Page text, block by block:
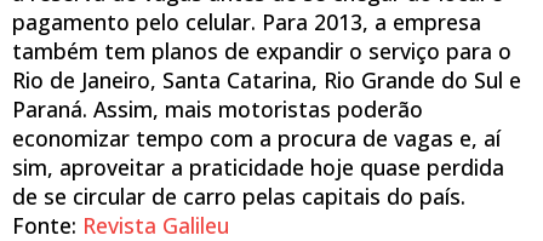
pagamento pelo celular. Para 2013, a empresa
também tem planos de expandir o serviço para o
Rio de Janeiro, Santa Catarina, Rio Grande do Sul e
Paraná. Assim, mais motoristas poderão
economizar tempo com a procura de vagas e, aí
sim, aproveitar a praticidade hoje quase perdida
de se circular de carro pelas capitais do país.
Fonte: Revista Galileu